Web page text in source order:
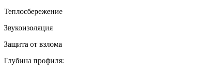
Теплосбережение
Звукоизоляция
Защита от взлома
Глубина профиля: